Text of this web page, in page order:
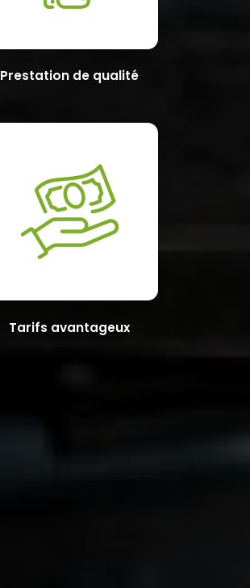
Prestation de qualité
Tarifs avantageux